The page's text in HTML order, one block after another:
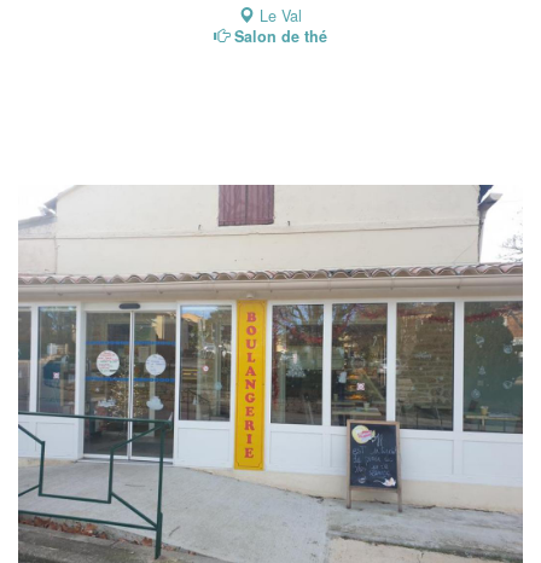
Le Val
Salon de thé